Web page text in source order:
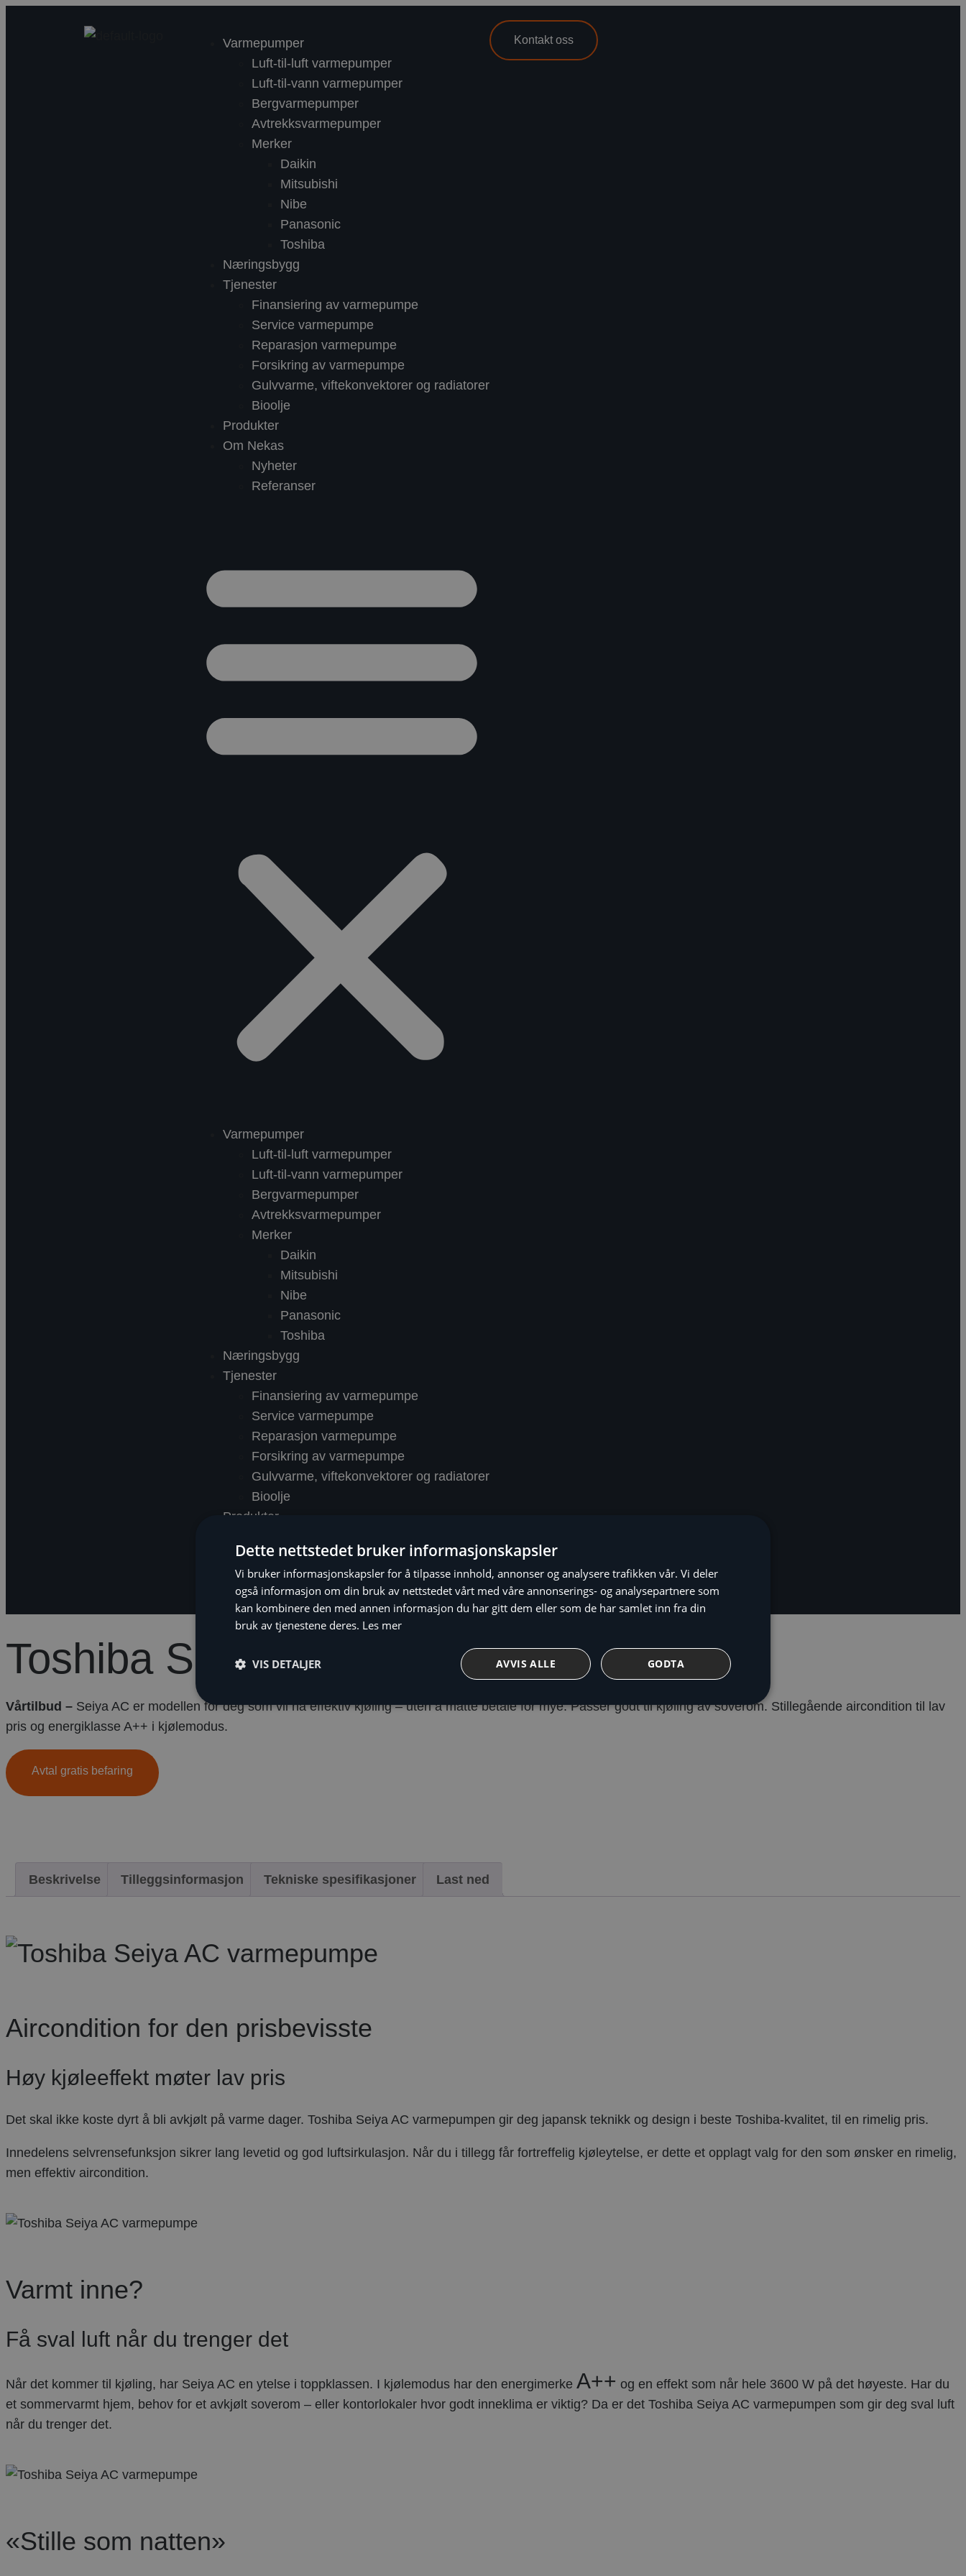
Varmepumper
Luft-til-luft varmepumper
Luft-til-vann varmepumper
Bergvarmepumper
Avtrekksvarmepumper
Merker
Daikin
Mitsubishi
Nibe
Panasonic
Toshiba
Næringsbygg
Tjenester
Finansiering av varmepumpe
Service varmepumpe
Reparasjon varmepumpe
Forsikring av varmepumpe
Gulvvarme, viftekonvektorer og radiatorer
Bioolje
Produkter
Om Nekas
Nyheter
Referanser
Varmepumper
Luft-til-luft varmepumper
Luft-til-vann varmepumper
Bergvarmepumper
Avtrekksvarmepumper
Merker
Daikin
Mitsubishi
Nibe
Panasonic
Toshiba
Næringsbygg
Tjenester
Finansiering av varmepumpe
Service varmepumpe
Reparasjon varmepumpe
Forsikring av varmepumpe
Gulvvarme, viftekonvektorer og radiatorer
Bioolje
Produkter
Nyheter
Referanser
Kontakt oss
Toshiba Seiya AC
Vårtilbud – Seiya AC er modellen for deg som vil ha effektiv kjøling – uten å måtte betale for mye. Passer godt til kjøling av soverom. Stillegående aircondition til lav
pris og energiklasse A++ i kjølemodus.
Avtal gratis befaring
Beskrivelse Tilleggsinformasjon Tekniske spesifikasjoner Last ned
Aircondition for den prisbevisste
Høy kjøleeffekt møter lav pris
Det skal ikke koste dyrt å bli avkjølt på varme dager. Toshiba Seiya AC varmepumpen gir deg japansk teknikk og design i beste Toshiba-kvalitet, til en rimelig pris.
Innedelens selvrensefunksjon sikrer lang levetid og god luftsirkulasjon. Når du i tillegg får fortreffelig kjøleytelse, er dette et opplagt valg for den som ønsker en rimelig,
men effektiv aircondition.
Varmt inne?
Få sval luft når du trenger det
Når det kommer til kjøling, har Seiya AC en ytelse i toppklassen. I kjølemodus har den energimerke A++ og en effekt som når hele 3600 W på det høyeste. Har du
et sommervarmt hjem, behov for et avkjølt soverom – eller kontorlokaler hvor godt inneklima er viktig? Da er det Toshiba Seiya AC varmepumpen som gir deg sval luft
når du trenger det.
«Stille som natten»
Dette nettstedet bruker informasjonskapsler
Vi bruker informasjonskapsler for å tilpasse innhold, annonser og analysere trafikken vår. Vi deler
også informasjon om din bruk av nettstedet vårt med våre annonserings- og analysepartnere som
kan kombinere den med annen informasjon du har gitt dem eller som de har samlet inn fra din
bruk av tjenestene deres. Les mer
GODTA
AVVIS ALLE
VIS DETALJER